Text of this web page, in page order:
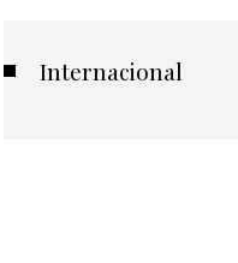
Internacional